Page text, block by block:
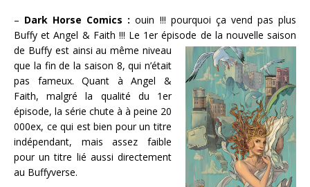
– Dark Horse Comics : ouin !!! pourquoi ça vend pas plus
Buffy et Angel & Faith !!! Le 1er épisode de la nouvelle saison
de Buffy est ainsi au même niveau
que la fin de la saison 8, qui n’était
pas fameux. Quant à Angel &
Faith, malgré la qualité du 1er
épisode, la série chute à à peine 20
000ex, ce qui est bien pour un titre
indépendant, mais assez faible
pour un titre lié aussi directement
au Buffyverse.